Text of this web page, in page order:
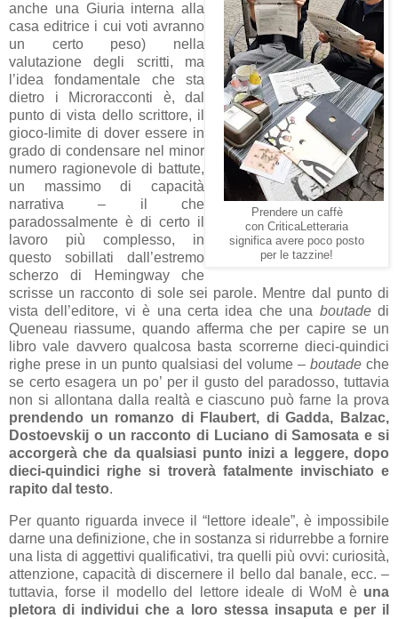
Prendere un caffè
con CriticaLetteraria
significa avere poco posto
per le tazzine!
anche una Giuria interna alla
casa editrice i cui voti avranno
un certo peso) nella
valutazione degli scritti, ma
l’idea fondamentale che sta
dietro i Microracconti è, dal
punto di vista dello scrittore, il
gioco-limite di dover essere in
grado di condensare nel minor
numero ragionevole di battute,
un massimo di capacità
narrativa – il che
paradossalmente è di certo il
lavoro più complesso, in
questo sobillati dall’estremo
scherzo di Hemingway che
scrisse un racconto di sole sei parole. Mentre dal punto di
vista dell’editore, vi è una certa idea che una boutadedi
Queneau riassume, quando afferma che per capire se un
libro vale davvero qualcosa basta scorrerne dieci-quindici
righe prese in un punto qualsiasi del volume – boutade che
se certo esagera un po’ per il gusto del paradosso, tuttavia
non si allontana dalla realtà e ciascuno può farne la prova
prendendo un romanzo di Flaubert, di Gadda, Balzac,
Dostoevskij o un racconto di Luciano di Samosata e si
accorgerà che da qualsiasi punto inizi a leggere, dopo
dieci-quindici righe si troverà fatalmente invischiato e
rapito dal testo.
Per quanto riguarda invece il “lettore ideale”, è impossibile
darne una definizione, che in sostanza si ridurrebbe a fornire
una lista di aggettivi qualificativi, tra quelli più ovvi: curiosità,
attenzione, capacità di discernere il bello dal banale, ecc. –
tuttavia, forse il modello del lettore ideale di WoM è una
pletora di individui che a loro stessa insaputa e per il